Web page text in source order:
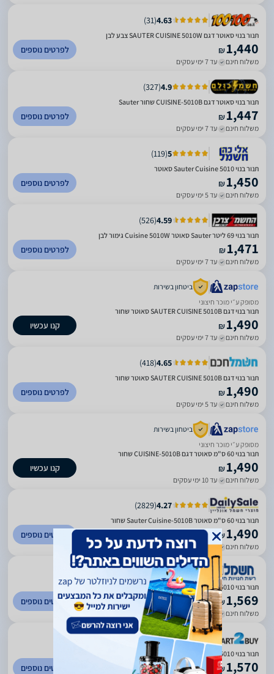
4.63
(
31
)
תנור בנוי סאוטר דגם SAUTER CUISINE 5010W צבע לבן
₪1,440
משלוח חינם עד 7 ימי עסקים
לפרטים נוספים
4.9
(
327
)
תנור בנוי סאוטר דגם CUISINE-5010B שחור Sauter
₪1,447
משלוח חינם עד 7 ימי עסקים
לפרטים נוספים
5
(
119
)
‏תנור בנוי Sauter Cuisine 5010 סאוטר
₪1,450
משלוח חינם עד 5 ימי עסקים
לפרטים נוספים
4.59
(
526
)
תנור בנוי 69 ליטר Sauter סאוטר Cuisine 5010W גימור לבן
₪1,471
משלוח חינם עד 7 ימי עסקים
לפרטים נוספים
ביטחון בשירות
מסופק ע״י מוכר חיצוני
תנור בנוי דגם SAUTER CUISINE 5010B סאוטר שחור
₪1,490
משלוח חינם עד 7 ימי עסקים
קנו עכשיו
4.65
(
418
)
תנור בנוי דגם SAUTER CUISINE 5010B סאוטר שחור
₪1,490
משלוח חינם עד 5 ימי עסקים
לפרטים נוספים
ביטחון בשירות
מסופק ע״י מוכר חיצוני
תנור בנוי 60 ס"מ סאוטר דגם CUISINE-5010B שחור
₪1,490
משלוח חינם עד 10 ימי עסקים
קנו עכשיו
4.27
(
2829
)
תנור בנוי 60 ס"מ סאוטר Sauter Cuisine-5010B שחור
₪1,490
משלוח חינם עד 7 ימי עסקים
לפרטים נוספים
4.51
(
1078
)
‏תנור בנוי Sauter Cuisine 5010 סאוטר יבואן רשמי
₪1,569
משלוח חינם עד 7 ימי עסקים
לפרטים נוספים
5
(
245
)
‏תנור בנוי Sauter Cuisine 5010 סאוטר
₪1,570 לפרטים נוספים